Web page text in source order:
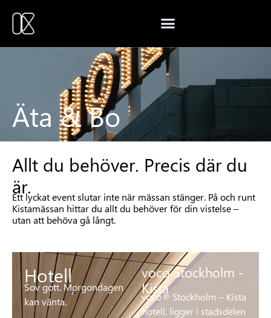
Äta & Bo
Allt du behöver. Precis där du
är.
Ett lyckat event slutar inte när mässan stänger. På och runt
Kistamässan hittar du allt du behöver för din vistelse –
utan att behöva gå långt.
Hotell
Sov gott. Morgondagen
kan vänta.
voco Stockholm -
Kista
voco® Stockholm – Kista
hotell, ligger i stadsdelen